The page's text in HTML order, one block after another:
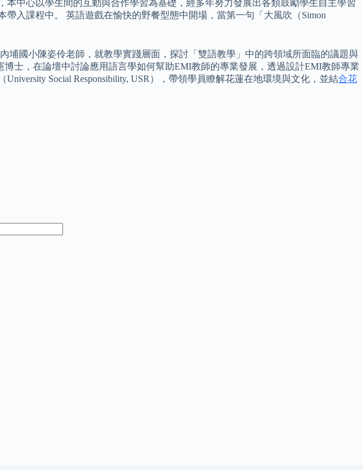
中心以學生間的互動與合作學習為基礎，經多年努力發展出各類鼓勵學生自主學習
入課程中。 英語遊戲在愉快的野餐型態中開場，當第一句「大風吹（Simon
國小陳姿伶老師，就教學實踐層面，探討「雙語教學」中的跨領域所面臨的議題與
士，在論壇中討論應用語言學如何幫助EMI教師的專業發展，透過設計EMI教師專業
Social Responsibility, USR），帶領學員瞭解花蓮在地環境與文化，並結合花